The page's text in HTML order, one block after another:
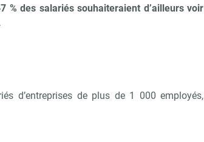
% des salariés souhaiteraient d’ailleurs voir
d’entreprises de plus de 1 000 employés,